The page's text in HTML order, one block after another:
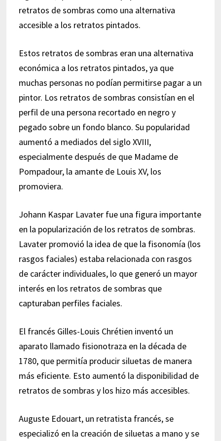
retratos de sombras como una alternativa
accesible a los retratos pintados.
Estos retratos de sombras eran una alternativa
económica a los retratos pintados, ya que
muchas personas no podían permitirse pagar a un
pintor. Los retratos de sombras consistían en el
perfil de una persona recortado en negro y
pegado sobre un fondo blanco. Su popularidad
aumentó a mediados del siglo XVIII,
especialmente después de que Madame de
Pompadour, la amante de Louis XV, los
promoviera.
Johann Kaspar Lavater fue una figura importante
en la popularización de los retratos de sombras.
Lavater promovió la idea de que la fisonomía (los
rasgos faciales) estaba relacionada con rasgos
de carácter individuales, lo que generó un mayor
interés en los retratos de sombras que
capturaban perfiles faciales.
El francés Gilles-Louis Chrétien inventó un
aparato llamado fisionotraza en la década de
1780, que permitía producir siluetas de manera
más eficiente. Esto aumentó la disponibilidad de
retratos de sombras y los hizo más accesibles.
Auguste Edouart, un retratista francés, se
especializó en la creación de siluetas a mano y se